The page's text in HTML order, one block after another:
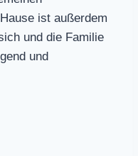
ist außerdem
und die Familie
und